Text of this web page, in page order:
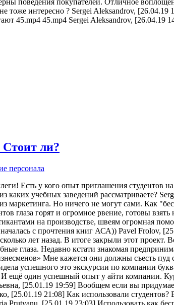
поведения покупателей. Отличное
тоже интересно ? Sergei Aleksandrov,
45.mp4 45.mp4 Sergei Aleksandrov, [26.04.19
ли?
персонала
Есть у кого опыт приглашения студентов
каких учебных заведений рассматриваете?
маркетинга. Но ничего не могут сами. Как
глаза горят и огромное рвение, готовы
на производстве, швеям огромная
с прочтения книг АСА)) Pavel Frolov,
лет назад. В итоге закрыли этот
глаза. Недавно кстати знакомая
Мне кажется они должны съесть
успешного это экскурсии по компании
ещё один успешный опыт у айти компании.
[25.01.19 19:59] Вообщем если вы
[25.01.19 21:08] Как использовали
Prutyanu, [25.01.19 23:03] Использовать как